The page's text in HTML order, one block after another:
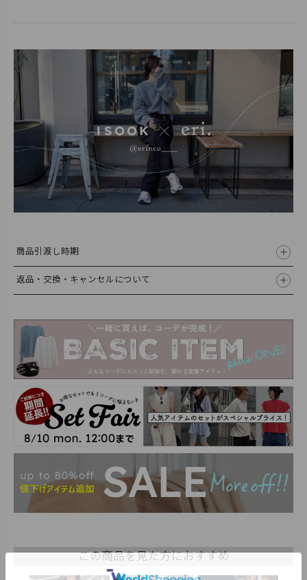
商品引渡し時期
返品・交換・キャンセルについて
この商品を見た方におすすめ